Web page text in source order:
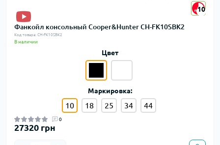
10
10
Фанкойл консольный Cooper&Hunter CH-FK10SBK2
Код товара: CH-FK10SBK2
В наличии
Цвет
Маркировка:
10 18 25 34 44
0
27320 грн